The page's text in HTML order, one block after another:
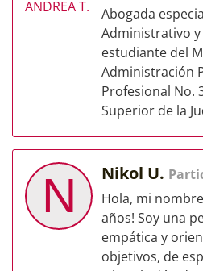
Abogada
Administrativo
estudiante del
Administración
Profesional No.
Superior de la
N Nikol U.
Hola, mi
años! Soy una
empática y
objetivos, de